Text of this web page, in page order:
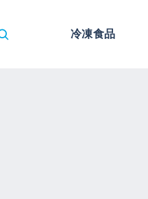
冷凍食品